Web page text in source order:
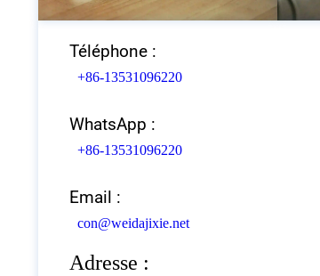
Téléphone :
+86-13531096220
WhatsApp :
+86-13531096220
Email :
con@weidajixie.net
Adresse :